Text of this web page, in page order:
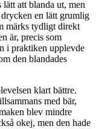
att blanda ut, men
en lätt grumlig
märks tydligt direkt
är, precis som
i praktiken upplevde
den blandades
klart bättre.
med bär,
blev mindre
okej, men den hade